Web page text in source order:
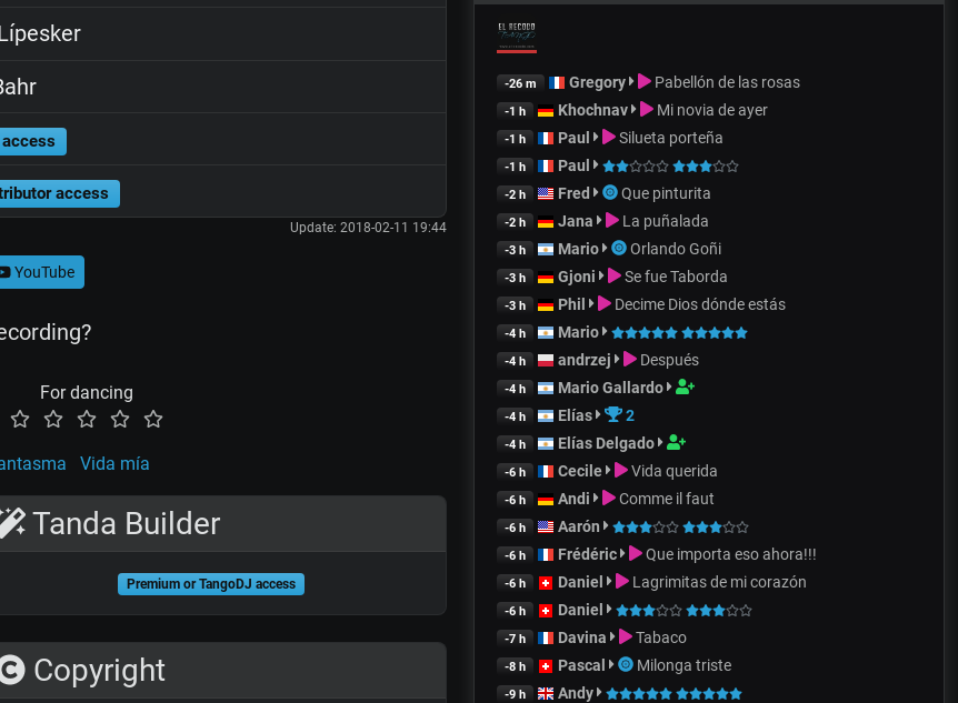
access
Update: 2018-02-11 19:44
YouTube
For dancing
Vida mía
Tanda Builder
Premium or TangoDJ access
Copyright
-26 m Gregory Pabellón de las rosas
-1 h Khochnav Mi novia de ayer
-1 h Paul Silueta porteña
-1 h Paul
-2 h Fred Que pinturita
-2 h Jana La puñalada
-3 h Mario Orlando Goñi
-3 h Gjoni Se fue Taborda
-3 h Phil Decime Dios dónde estás
-4 h Mario
-4 h andrzej Después
-4 h Mario Gallardo
-4 h Elías 2
-4 h Elías Delgado
-6 h Cecile Vida querida
-6 h Andi Comme il faut
-6 h Aarón
-6 h Frédéric Que importa eso ahora!!!
-6 h Daniel Lagrimitas de mi corazón
-6 h Daniel
-7 h Davina Tabaco
-8 h Pascal Milonga triste
-9 h Andy